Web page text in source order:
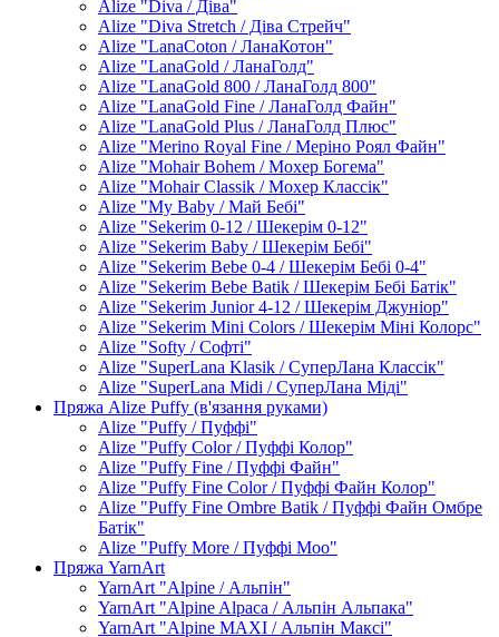
Alize "Diva / Діва"
Alize "Diva Stretch / Діва Стрейч"
Alize "LanaCoton / ЛанаКотон"
Alize "LanaGold / ЛанаГолд"
Alize "LanaGold 800 / ЛанаГолд 800"
Alize "LanaGold Fine / ЛанаГолд Файн"
Alize "LanaGold Plus / ЛанаГолд Плюс"
Alize "Merino Royal Fine / Меріно Роял Файн"
Alize "Mohair Bohem / Мохер Богема"
Alize "Mohair Classik / Мохер Классік"
Alize "My Baby / Май Бебі"
Alize "Sekerim 0-12 / Шекерім 0-12"
Alize "Sekerim Baby / Шекерім Бебі"
Alize "Sekerim Bebe 0-4 / Шекерім Бебі 0-4"
Alize "Sekerim Bebe Batik / Шекерім Бебі Батік"
Alize "Sekerim Junior 4-12 / Шекерім Джуніор"
Alize "Sekerim Mini Colors / Шекерім Міні Колорс"
Alize "Softy / Софті"
Alize "SuperLana Klasik / СуперЛана Классік"
Alize "SuperLana Midi / СуперЛана Міді"
Пряжа Alize Puffy (в'язання руками)
Alize "Puffy / Пуффі"
Alize "Puffy Color / Пуффі Колор"
Alize "Puffy Fine / Пуффі Файн"
Alize "Puffy Fine Color / Пуффі Файн Колор"
Alize "Puffy Fine Ombre Batik / Пуффі Файн Омбре
Батік"
Alize "Puffy More / Пуффі Моо"
Пряжа YarnArt
YarnArt "Alpine / Альпін"
YarnArt "Alpine Alpaca / Альпін Альпака"
YarnArt "Alpine MAXI / Альпін Максі"